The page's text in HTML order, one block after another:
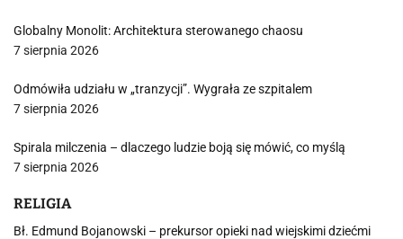
Globalny Monolit: Architektura sterowanego chaosu
7 sierpnia 2026
Odmówiła udziału w „tranzycji”. Wygrała ze szpitalem
7 sierpnia 2026
Spirala milczenia – dlaczego ludzie boją się mówić, co myślą
7 sierpnia 2026
RELIGIA
Bł. Edmund Bojanowski – prekursor opieki nad wiejskimi dziećmi